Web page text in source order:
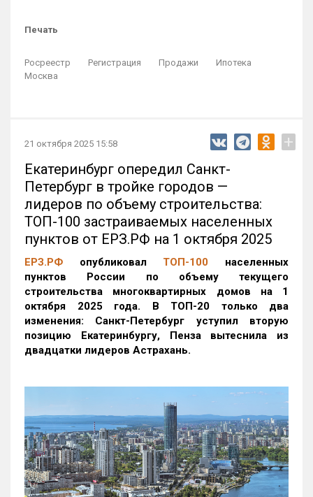
Печать
Росреестр Регистрация Продажи
Ипотека
Москва
21 октября 2025 15:58 +
Екатеринбург опередил Санкт-
Петербург в тройке городов —
лидеров по объему строительства:
ТОП-100 застраиваемых населенных
пунктов от ЕРЗ.РФ на 1 октября 2025
ЕРЗ.РФ опубликовал ТОП-100 населенных
пунктов России по объему текущего
строительства многоквартирных домов на 1
октября 2025 года. В ТОП-20 только два
изменения: Санкт-Петербург уступил вторую
позицию Екатеринбургу, Пенза вытеснила из
двадцатки лидеров Астрахань.